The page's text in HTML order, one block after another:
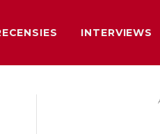
INTERVIEWS